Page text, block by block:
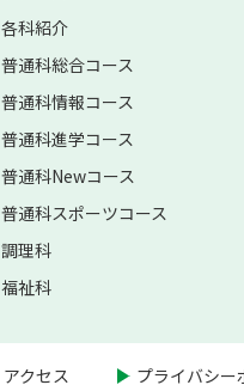
各科紹介
普通科総合コース
普通科情報コース
普通科進学コース
普通科Newコース
普通科スポーツコース
調理科
福祉科
アクセス プライバシー